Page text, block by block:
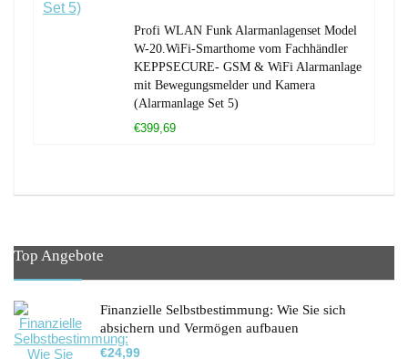
Profi WLAN Funk Alarmanlagenset Model
W-20.WiFi-Smarthome vom Fachhändler
KEPPSECURE- GSM & WiFi Alarmanlage
mit Bewegungsmelder und Kamera
(Alarmanlage Set 5)
€399,69
Top Angebote
Finanzielle Selbstbestimmung: Wie Sie sich
absichern und Vermögen aufbauen
€24,99